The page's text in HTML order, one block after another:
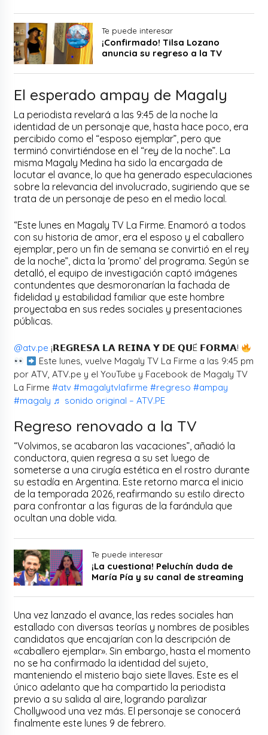
Te puede interesar
¡Confirmado! Tilsa Lozano
anuncia su regreso a la TV
El esperado ampay de Magaly
La periodista revelará a las 9:45 de la noche la
identidad de un personaje que, hasta hace poco, era
percibido como el “esposo ejemplar”, pero que
terminó convirtiéndose en el “rey de la noche”. La
misma Magaly Medina ha sido la encargada de
locutar el avance, lo que ha generado especulaciones
sobre la relevancia del involucrado, sugiriendo que se
trata de un personaje de peso en el medio local.
“Este lunes en Magaly TV La Firme. Enamoró a todos
con su historia de amor, era el esposo y el caballero
ejemplar, pero un fin de semana se convirtió en el rey
de la noche”, dicta la ‘promo’ del programa. Según se
detalló, el equipo de investigación captó imágenes
contundentes que desmoronarían la fachada de
fidelidad y estabilidad familiar que este hombre
proyectaba en sus redes sociales y presentaciones
públicas.
@atv.pe ¡𝗥𝗘𝗚𝗥𝗘𝗦𝗔 𝗟𝗔 𝗥𝗘𝗜𝗡𝗔 𝗬 𝗗𝗘 𝗤𝗨É 𝗙𝗢𝗥𝗠𝗔!
Este lunes, vuelve Magaly TV La Firme a las 9:45 pm
por ATV, ATV.pe y el YouTube y Facebook de Magaly TV
La Firme#atv #magalytvlafirme #regreso #ampay
#magaly ♬ sonido original – ATV.PE
Regreso renovado a la TV
“Volvimos, se acabaron las vacaciones”, añadió la
conductora, quien regresa a su set luego de
someterse a una cirugía estética en el rostro durante
su estadía en Argentina. Este retorno marca el inicio
de la temporada 2026, reafirmando su estilo directo
para confrontar a las figuras de la farándula que
ocultan una doble vida.
Te puede interesar
¡La cuestiona! Peluchín duda de
María Pía y su canal de streaming
Una vez lanzado el avance, las redes sociales han
estallado con diversas teorías y nombres de posibles
candidatos que encajarían con la descripción de
«caballero ejemplar». Sin embargo, hasta el momento
no se ha confirmado la identidad del sujeto,
manteniendo el misterio bajo siete llaves. Este es el
único adelanto que ha compartido la periodista
previo a su salida al aire, logrando paralizar
Chollywood una vez más. El personaje se conocerá
finalmente este lunes 9 de febrero.